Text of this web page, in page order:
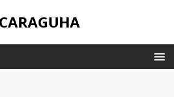
CARAGUHA